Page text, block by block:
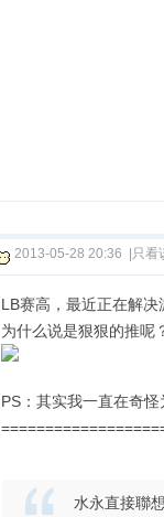
2013-05-28 20:36 只看
LB赛高，最近正在解决
为什么说是狠狠的推
PS：其实我一直在奇
水永直接聯